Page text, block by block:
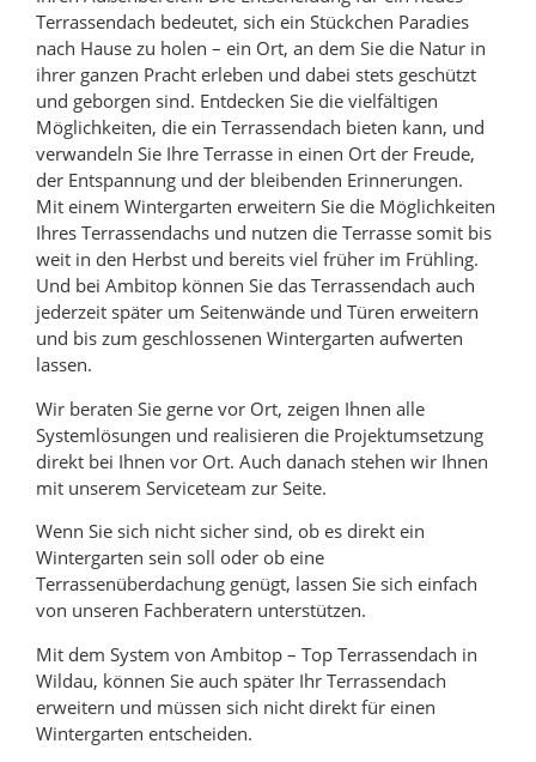
Terrassendach bedeutet, sich ein Stückchen Paradies
nach Hause zu holen – ein Ort, an dem Sie die Natur in
ihrer ganzen Pracht erleben und dabei stets geschützt
und geborgen sind. Entdecken Sie die vielfältigen
Möglichkeiten, die ein Terrassendach bieten kann, und
verwandeln Sie Ihre Terrasse in einen Ort der Freude,
der Entspannung und der bleibenden Erinnerungen.
Mit einem Wintergarten erweitern Sie die Möglichkeiten
Ihres Terrassendachs und nutzen die Terrasse somit bis
weit in den Herbst und bereits viel früher im Frühling.
Und bei Ambitop können Sie das Terrassendach auch
jederzeit später um Seitenwände und Türen erweitern
und bis zum geschlossenen Wintergarten aufwerten
lassen.
Wir beraten Sie gerne vor Ort, zeigen Ihnen alle
Systemlösungen und realisieren die Projektumsetzung
direkt bei Ihnen vor Ort. Auch danach stehen wir Ihnen
mit unserem Serviceteam zur Seite.
Wenn Sie sich nicht sicher sind, ob es direkt ein
Wintergarten sein soll oder ob eine
Terrassenüberdachung genügt, lassen Sie sich einfach
von unseren Fachberatern unterstützen.
Mit dem System von Ambitop – Top Terrassendach in
Wildau, können Sie auch später Ihr Terrassendach
erweitern und müssen sich nicht direkt für einen
Wintergarten entscheiden.